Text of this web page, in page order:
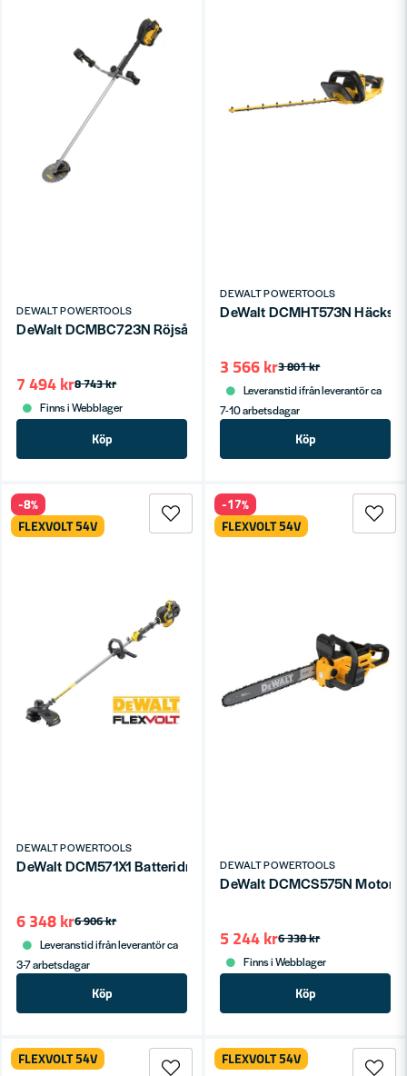
DEWALT POWERTOOLS
DeWalt DCMBC723N Röjsåg XR 54V (utan batterier)
8 743 kr
7 494 kr
Finns i Webblager
Köp
DEWALT POWERTOOLS
DeWalt DCMHT573N
3 801 kr
3 566 kr
Leveranstid ifrån leverantör ca
7-10 arbetsdagar
Köp
DEWALT POWERTOOLS
DeWalt DCM571X1 Batteridriven Röjsåg/Trimmer 54V (1x3,0/
6 906 kr
6 348 kr
Leveranstid ifrån leverantör ca
3-7 arbetsdagar
Köp
-8%
FLEXVOLT 54V
DEWALT POWERTOOLS
DeWalt DCMCS575N
6 338 kr
5 244 kr
Finns i Webblager
Köp
-17%
FLEXVOLT 54V
FLEXVOLT 54V FLEXVOLT 54V